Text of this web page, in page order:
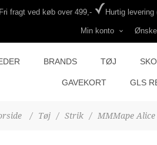
Fri fragt ved køb over 499,- Hurtig levering
Min konto
BRANDS TØJ SKO
GAVEKORT GLS
/ Tøj / Strik / MMMape